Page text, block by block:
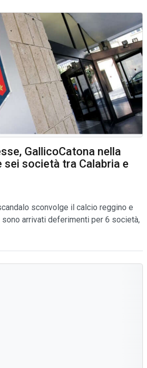
GallicoCatona nella
società tra Calabria e
sconvolge il calcio reggino e
arrivati deferimenti per 6 società,